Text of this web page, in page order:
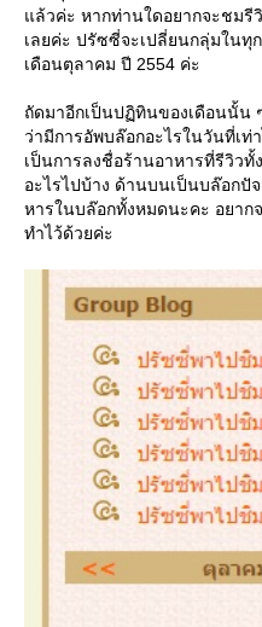
ล้วค่ะ หากท่านใดอยากจะชมรี
เลยค่ะ ปรัซซี่จะเปลี่ยนกลุ่มในทุ
เดือนตุลาคม ปี 2554 ค่ะ
ถัดมาอีกเป็นปฏิทินของเดือนนั้น
ว่ามีการอัพบล๊อกอะไรในวันที่เท่
เป็นการลงชื่อร้านอาหารที่รีวิว
อะไรไปบ้าง ด้านบนเป็นบล๊อกปั
หารในบล๊อกทั้งหมดนะคะ อยาก
ทำไว้ด้วยค่ะ